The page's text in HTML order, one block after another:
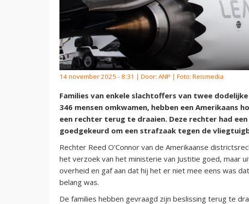
14 november 2025 - 8:31 | Door: ANP | Foto: Reismedia
Families van enkele slachtoffers van twee
346 mensen omkwamen, hebben een Amerikaans
een rechter terug te draaien. Deze rechter had
goedgekeurd om een strafzaak tegen de
Rechter Reed O'Connor van de Amerikaanse
het verzoek van het ministerie van Justitie goed, maar
overheid en gaf aan dat hij het er niet mee eens was
belang was.
De families hebben gevraagd zijn beslissing terug te